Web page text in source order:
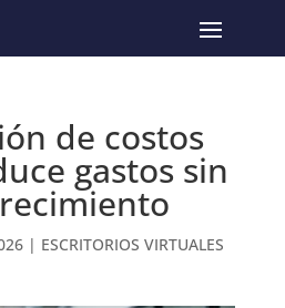
de costos
gastos sin
| ESCRITORIOS VIRTUALES